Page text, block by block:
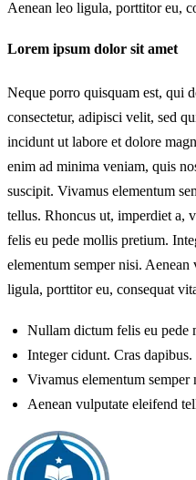
Aenean leo ligula, porttitor eu,
Lorem ipsum dolor sit amet
Neque porro quisquam est, qui
consectetur, adipisci velit, sed
incidunt ut labore et dolore
enim ad minima veniam, quis
suscipit. Vivamus elementum
tellus. Rhoncus ut, imperdiet a,
felis eu pede mollis pretium.
elementum semper nisi.
ligula, porttitor eu, consequat
Nullam dictum felis eu pede
Integer cidunt. Cras dapibus.
Vivamus elementum semper
Aenean vulputate eleifend